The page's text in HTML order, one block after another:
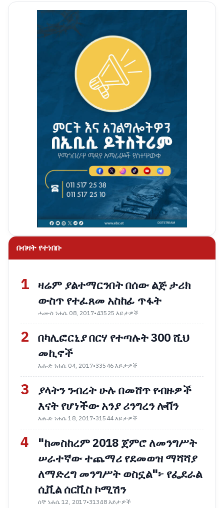
በብዛት የተነበቡ
1 ዛሬም ያልተማርንበት በሰው ልጅ ታሪክ
ውስጥ የተፈጸመ አስከፊ ጥፋት
ሓሙስ ነሐሴ 08, 2017•43525 እይታዎች
2 በካሊፎርኒያ በርሃ የተጣሉት 300 ሺህ
መኪኖች
እሑድ ነሐሴ 04, 2017•33546 እይታዎች
3
ያላትን ንብረት ሁሉ በመሸጥ የብዙዎች
እናት የሆነችው አንያ ሪንግረን ሎቨን
እሑድ ነሐሴ 18, 2017•31544 እይታዎች
4
"ከመስከረም 2018 ጀምሮ ለመንግሥት
ሠራተኛው ተጨማሪ የደመወዝ ማሻሻያ
ለማድረግ መንግሥት ወስኗል"፦ የፌደራል
ሲቪል ሰርቪስ ኮሚሽን
ሰኞ ነሐሴ 12, 2017•31348 እይታዎች